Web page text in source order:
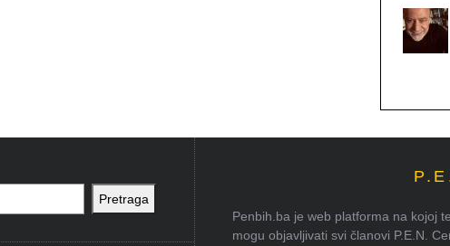
Pretraga
Penbih.ba je web platforma na kojoj
mogu objavljivati svi članovi P.E.N.